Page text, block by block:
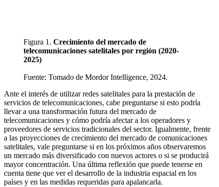
Figura 1. Crecimiento del mercado de
telecomunicaciones satelitales por región (2020-
2025)
Fuente: Tomado de Mordor Intelligence, 2024.
Ante el interés de utilizar redes satelitales para la prestación de
servicios de telecomunicaciones, cabe preguntarse si esto podría
llevar a una transformación futura del mercado de
telecomunicaciones y cómo podría afectar a los operadores y
proveedores de servicios tradicionales del sector. Igualmente, frente
a las proyecciones de crecimiento del mercado de comunicaciones
satelitales, vale preguntarse si en los próximos años observaremos
un mercado más diversificado con nuevos actores o si se producirá
mayor concentración. Una última reflexión que puede tenerse en
cuenta tiene que ver el desarrollo de la industria espacial en los
países y en las medidas requeridas para apalancarla.